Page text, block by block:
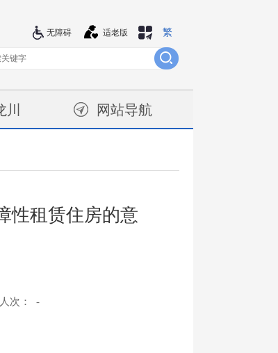
繁
适老版
无障碍
网站导航
性租赁住房的意
次： -